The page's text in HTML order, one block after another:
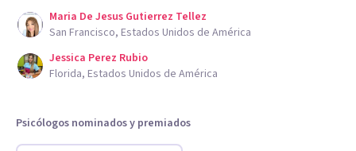
Maria De Jesus Gutierrez Tellez
San Francisco, Estados Unidos de América
Jessica Perez Rubio
Florida, Estados Unidos de América
Psicólogos nominados y premiados